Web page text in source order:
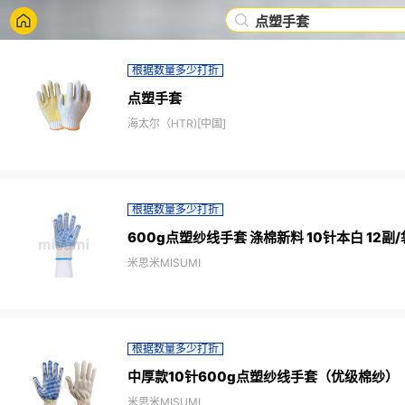
点塑手套
根据数量多少打折
点塑手套
海太尔（HTR)[中国]
根据数量多少打折
600g点塑纱线手套 涤棉新料 10针本白 12副/
米思米MISUMI
根据数量多少打折
中厚款10针600g点塑纱线手套（优级棉纱）
米思米MISUMI